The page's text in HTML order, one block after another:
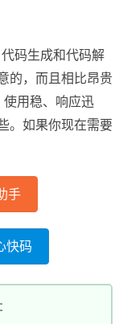
码生成和代码解
的，而且相比昂贵
用稳、响应迅
。如果你现在需要
手
快码